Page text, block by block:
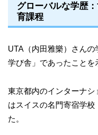
グローバルな学歴
育課程
UTA（内田雅樂）さん
学び舎」であったことを
東京都内のインターナシ
はスイスの名門寄宿学
た。